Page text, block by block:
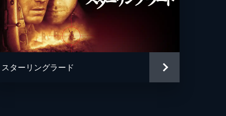
アン・スカーボロー
ミー・パーカー
・リズワン
スターリングラード